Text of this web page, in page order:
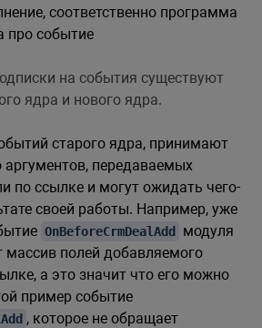
соответственно программа
про событие
на события существуют
ядра и нового ядра.
старого ядра, принимают
аргументов, передаваемых
по ссылке и могут ожидать чего-
своей работы. Например, уже
OnBeforeCrmDealAdd модуля
массив полей добавляемого
а это значит что его можно
пример событие
, которое не обращает